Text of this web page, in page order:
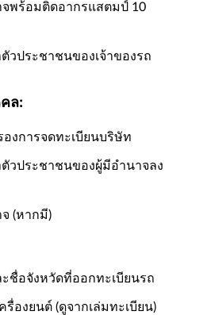
พร้อมติดอากรแสตมป์ 10
วประชาชนของเจ้าของรถ
ล:
องการจดทะเบียนบริษัท
ตัวประชาชนของผู้มีอำนาจลง
(หากมี)
ะชื่อจังหวัดที่ออกทะเบียนรถ
รื่องยนต์ (ดูจากเล่มทะเบียน)